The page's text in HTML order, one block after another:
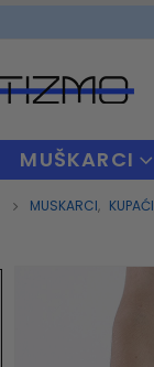
MUŠKARCI
MUSKARCI, KUPAĆI